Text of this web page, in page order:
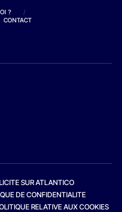
?
/
CONTACT
SUR ATLANTICO
DE CONFIDENTIALITE
RELATIVE AUX COOKIES